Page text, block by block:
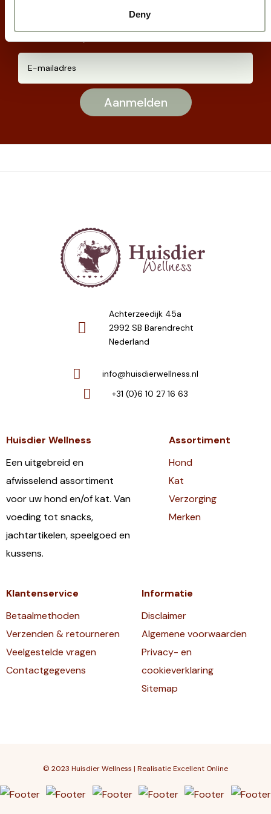
Deny
Achterzeedijk 45a
2992 SB Barendrecht
Nederland
info@huisdierwellness.nl
+31 (0)6 10 27 16 63
Huisdier Wellness
Een uitgebreid en
afwisselend assortiment
voor uw hond en/of kat. Van
voeding tot snacks,
jachtartikelen, speelgoed en
kussens.
Assortiment
Hond
Kat
Verzorging
Merken
Klantenservice
Betaalmethoden
Verzenden & retourneren
Veelgestelde vragen
Contactgegevens
Informatie
Disclaimer
Algemene voorwaarden
Privacy- en
cookieverklaring
Sitemap
© 2023 Huisdier Wellness | RealisatieExcellent Online